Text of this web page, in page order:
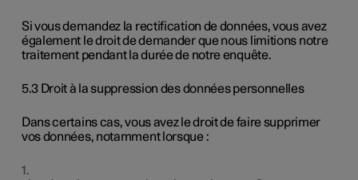
Si vous demandez la rectification de données, vous avez
également le droit de demander que nous limitions notre
traitement pendant la durée de notre enquête.
5.3 Droit à la suppression des données personnelles
Dans certains cas, vous avez le droit de faire supprimer
vos données, notamment lorsque :